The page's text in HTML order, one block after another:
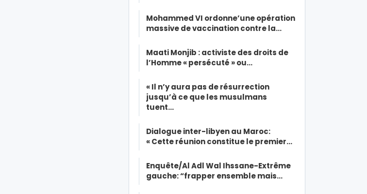
Mohammed VI ordonne’une opération
massive de vaccination contre la…
Maati Monjib : activiste des droits de
l’Homme « persécuté » ou…
« Il n’y aura pas de résurrection
jusqu’à ce que les musulmans
tuent…
Dialogue inter-libyen au Maroc:
« Cette réunion constitue le premier…
Enquête/Al Adl Wal Ihssane-Extrême
gauche: “frapper ensemble mais…